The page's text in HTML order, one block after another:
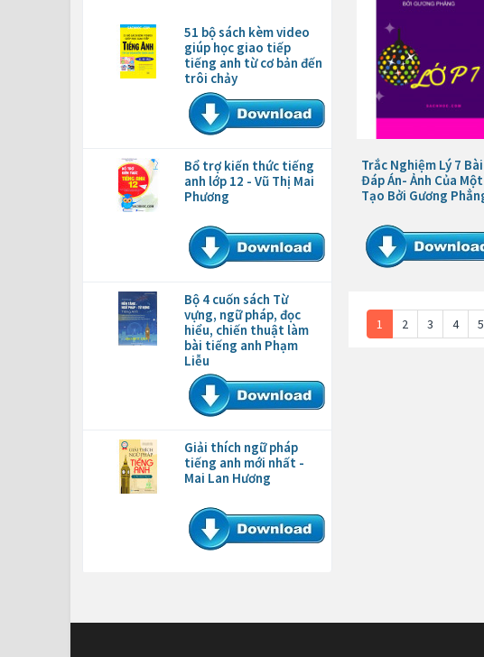
51 bộ sách kèm video
giúp học giao tiếp
tiếng anh từ cơ bản đến
trôi chảy
Bổ trợ kiến thức tiếng
anh lớp 12 - Vũ Thị Mai
Phương
Bộ 4 cuốn sách Từ
vựng, ngữ pháp, đọc
hiểu, chiến thuật làm
bài tiếng anh Phạm
Liễu
Giải thích ngữ pháp
tiếng anh mới nhất -
Mai Lan Hương
Trắc Nghiệm Lý 7
Đáp Án- Ảnh Của
Tạo Bởi Gương
1 2 3 4 5